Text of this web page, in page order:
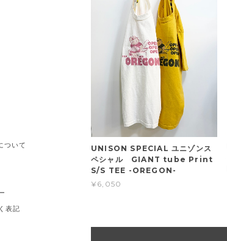
UNISON SPECIAL ユニゾンス
ペシャル GIANT tube Print
S/S TEE -OREGON-
¥6,050
いて
表記